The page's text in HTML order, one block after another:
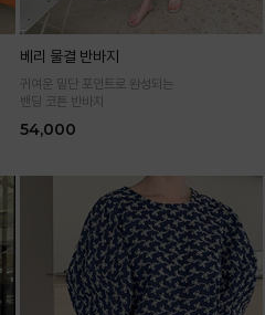
베리 물결 반바지
귀여운 밑단 포인트로 완성되는
밴딩 코튼 반바지
54,000